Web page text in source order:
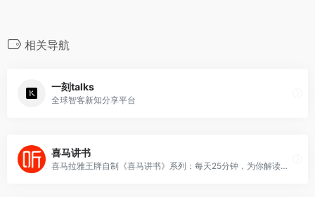
相关导航
一刻talks
全球智客新知分享平台
喜马讲书
喜马拉雅王牌自制《喜马讲书》系列：每天25分钟，为你解读全球好书。（原《天天听好书》）